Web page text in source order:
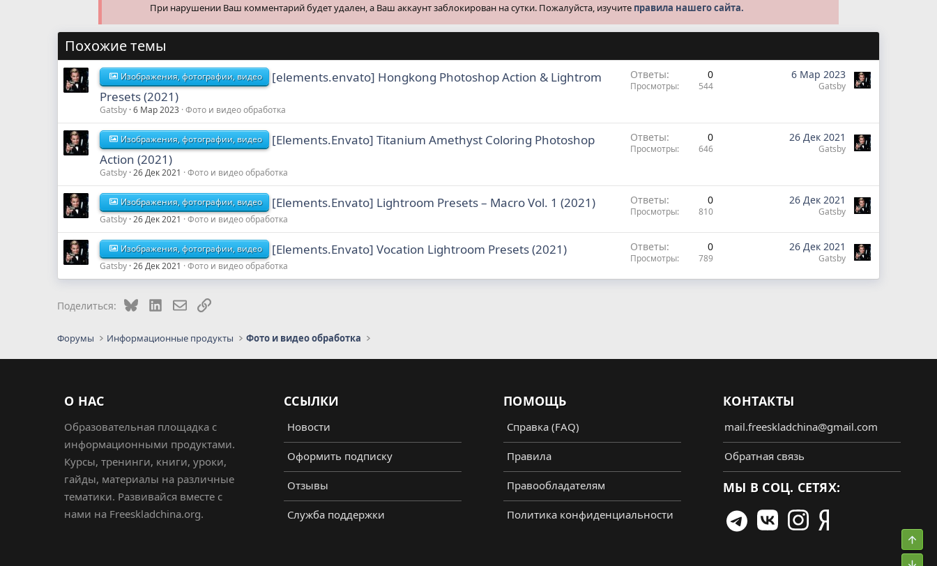
При нарушении Ваш комментарий будет удален, а Ваш аккаунт заблокирован на сутки. Пожалуйста, изучите правила нашего сайта.
Похожие темы
Изображения, фотографии, видео
[elements.envato] Hongkong Photoshop Action & Lightrom
Presets (2021)
Gatsby 6 Мар 2023 Фото и видео обработка
Ответы 0
Просмотры 544
6 Мар 2023
Gatsby
Изображения, фотографии, видео
[Elements.Envato] Titanium Amethyst Coloring Photoshop
Action (2021)
Gatsby 26 Дек 2021 Фото и видео обработка
Ответы 0
Просмотры 646
26 Дек 2021
Gatsby
Изображения, фотографии, видео [Elements.Envato] Lightroom Presets – Macro Vol. 1 (2021)
Gatsby 26 Дек 2021 Фото и видео обработка
Ответы 0
Просмотры 810
26 Дек 2021
Gatsby
Изображения, фотографии, видео [Elements.Envato] Vocation Lightroom Presets (2021)
Gatsby 26 Дек 2021 Фото и видео обработка
Ответы 0
Просмотры 789
26 Дек 2021
Gatsby
Поделиться: BlueskyLinkedInЭлектронная почта
Ссылка
Форумы Информационные продукты Фото и видео обработка
О НАС
Образовательная площадка с
информационными продуктами.
Курсы, тренинги, книги, уроки,
гайды, материалы на различные
тематики. Развивайся вместе с
нами на Freeskladchina.org.
ССЫЛКИ
Новости
Оформить подписку
Отзывы
Служба поддержки
ПОМОЩЬ
Справка (FAQ)
Правила
Правообладателям
Политика конфиденциальности
КОНТАКТЫ
mail.freeskladchina@gmail.com
Обратная связь
МЫ В СОЦ. СЕТЯХ: